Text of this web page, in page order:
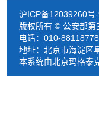
沪ICP备12039260号
版权所有 © 公安部第
电话：010-
地址：北京市海淀
本系统由北京玛格泰